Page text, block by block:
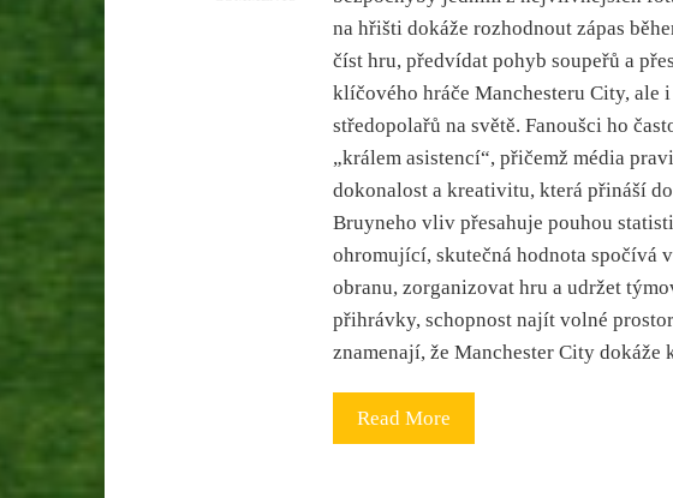
na hřišti dokáže rozhodnout zápas
číst hru, předvídat pohyb soupeřů a
klíčového hráče Manchesteru City, ale
středopolařů na světě. Fanoušci ho
„králem asistencí“, přičemž média
dokonalost a kreativitu, která přináší
Bruyneho vliv přesahuje pouhou
ohromující, skutečná hodnota spočívá
obranu, zorganizovat hru a udržet
přihrávky, schopnost najít volné
znamenají, že Manchester City
Read More